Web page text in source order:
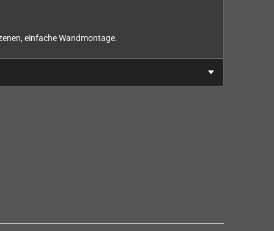
einfache Wandmontage.